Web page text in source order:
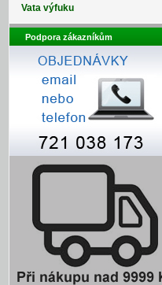
Vata výfuku
Podpora zákazníkům